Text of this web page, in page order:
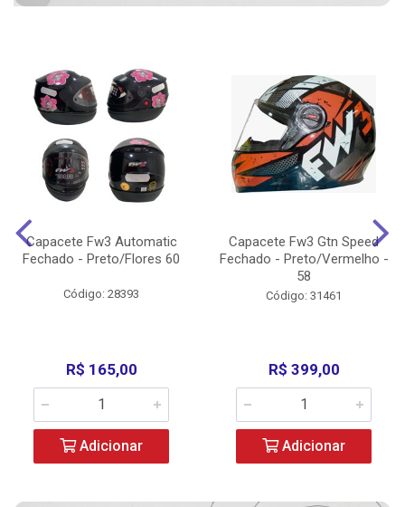
Capacete Fw3 Automatic
Fechado - Preto/Flores 60
Código: 28393
R$ 165,00
Adicionar
Capacete Fw3 Gtn Speed
Fechado - Preto/Vermelho -
58
Código: 31461
R$ 399,00
Adicionar